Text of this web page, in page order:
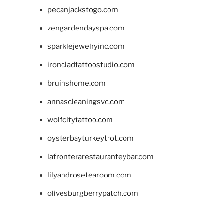
pecanjackstogo.com
zengardendayspa.com
sparklejewelryinc.com
ironcladtattoostudio.com
bruinshome.com
annascleaningsvc.com
wolfcitytattoo.com
oysterbayturkeytrot.com
lafronterarestauranteybar.com
lilyandrosetearoom.com
olivesburgberrypatch.com